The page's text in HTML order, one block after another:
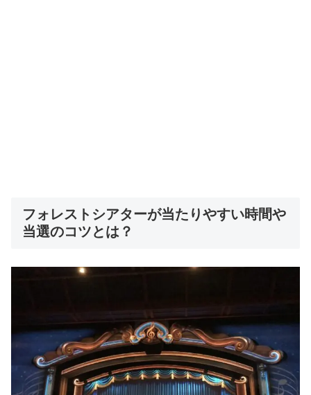
フォレストシアターが当たりやすい時間や
当選のコツとは？